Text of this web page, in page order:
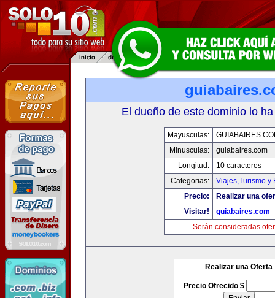
El dueño de este dominio lo
Mayusculas:
Minusculas:
guiabaires.com
Longitud:
10 caracteres
Categorias:
Viajes,Turismo y
Precio:
Realizar una
Visitar!
guiabaires.com
Serán consideradas
Realizar una Oferta
Precio Ofrecido $